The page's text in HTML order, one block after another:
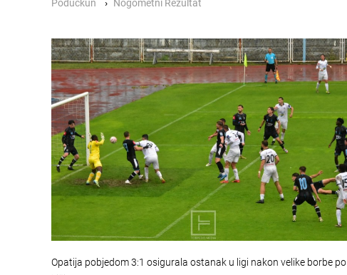
Poduckun Nogometni Rezultat
Opatija pobjedom 3:1 osigurala ostanak u ligi nakon velike borbe po